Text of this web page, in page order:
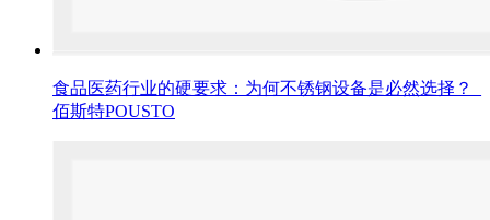
食品医药行业的硬要求：为何不锈钢设备是必然选择？_
佰斯特POUSTO